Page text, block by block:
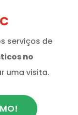
serviços de
no
uma visita.